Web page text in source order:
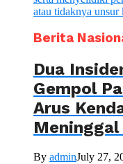
Berita
Dua
Gempol
Arus
Meninggal
By adminJuly 27,